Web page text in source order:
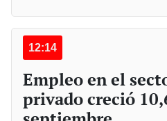
12:14
Empleo en el
privado creció